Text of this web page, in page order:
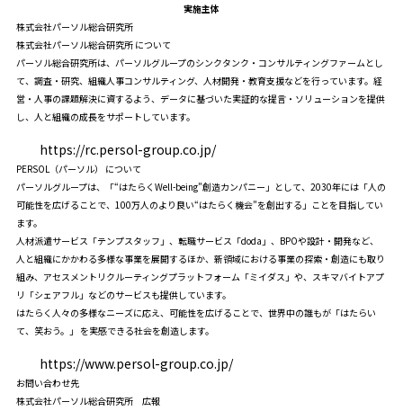
実施主体
株式会社パーソル総合研究所
株式会社パーソル総合研究所 について
パーソル総合研究所は、パーソルグループのシンクタンク・コンサルティングファームとし
て、調査・研究、組織人事コンサルティング、人材開発・教育支援などを行っています。経
営・人事の課題解決に資するよう、データに基づいた実証的な提言・ソリューションを提供
し、人と組織の成長をサポートしています。
https://rc.persol-group.co.jp/
PERSOL（パーソル） について
パーソルグループは、「“はたらくWell-being”創造カンパニー」として、2030年には「人の
可能性を広げることで、100万人のより良い“はたらく機会”を創出する」ことを目指してい
ます。
人材派遣サービス「テンプスタッフ」、転職サービス「doda」、BPOや設計・開発など、
人と組織にかかわる多様な事業を展開するほか、新領域における事業の探索・創造にも取り
組み、アセスメントリクルーティングプラットフォーム「ミイダス」や、スキマバイトアプ
リ「シェアフル」などのサービスも提供しています。
はたらく人々の多様なニーズに応え、可能性を広げることで、世界中の誰もが「はたらい
て、笑おう。」 を実感できる社会を創造します。
https://www.persol-group.co.jp/
お問い合わせ先
株式会社パーソル総合研究所 広報